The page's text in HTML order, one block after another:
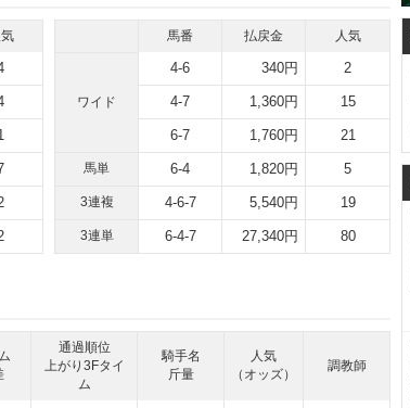
馬番 払戻金 人気
ワイド
4-6 340円 2
4-7 1,360円 15
6-7 1,760円 21
馬単 6-4 1,820円 5
3連複 4-6-7 5,540円 19
3連単 6-4-7 27,340円 80
通過順位
上がり3Fタイ
ム
騎手名
斤量
人気
（オッズ）
調教師